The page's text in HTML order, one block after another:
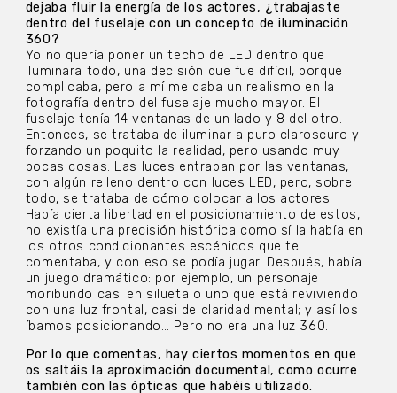
dejaba fluir la energía de los actores, ¿trabajaste
dentro del fuselaje con un concepto de iluminación
360?
Yo no quería poner un techo de LED dentro que
iluminara todo, una decisión que fue difícil, porque
complicaba, pero a mí me daba un realismo en la
fotografía dentro del fuselaje mucho mayor. El
fuselaje tenía 14 ventanas de un lado y 8 del otro.
Entonces, se trataba de iluminar a puro claroscuro y
forzando un poquito la realidad, pero usando muy
pocas cosas. Las luces entraban por las ventanas,
con algún relleno dentro con luces LED, pero, sobre
todo, se trataba de cómo colocar a los actores.
Había cierta libertad en el posicionamiento de estos,
no existía una precisión histórica como sí la había en
los otros condicionantes escénicos que te
comentaba, y con eso se podía jugar. Después, había
un juego dramático: por ejemplo, un personaje
moribundo casi en silueta o uno que está reviviendo
con una luz frontal, casi de claridad mental; y así los
íbamos posicionando… Pero no era una luz 360.
Por lo que comentas, hay ciertos momentos en que
os saltáis la aproximación documental, como ocurre
también con las ópticas que habéis utilizado.